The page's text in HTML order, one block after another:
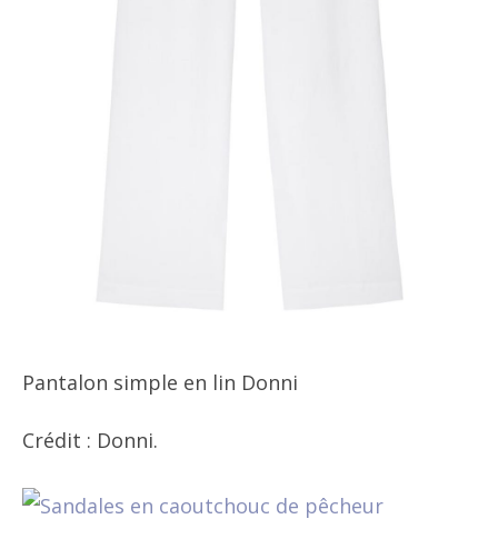
Pantalon simple en lin Donni
Crédit : Donni.